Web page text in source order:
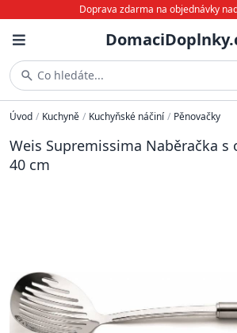
Doprava zdarma na objednávky
Co hledáte...
Úvod / Kuchyně / Kuchyňské náčiní / Pěnovačky
Weis Supremissima Naběračka s
40 cm